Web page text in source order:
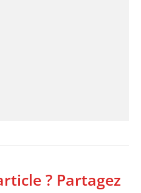
? Partagez